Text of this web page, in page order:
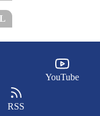
YouTube
RSS